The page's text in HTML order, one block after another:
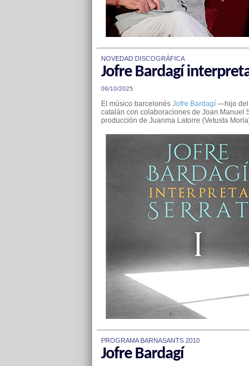
NOVEDAD DISCOGRÁFICA
Jofre Bardagí
06/10/2025
El músico barcelonés Jofre Bardagí—hijo del
catalán con colaboraciones de Joan Manuel
producción de Juanma Latorre (Vetusta
PROGRAMA BARNASANTS 2010
Jofre Bardagí